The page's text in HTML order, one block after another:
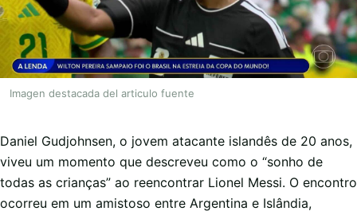
Imagen destacada del articulo fuente
Daniel Gudjohnsen, o jovem atacante islandês de 20 anos,
viveu um momento que descreveu como o “sonho de
todas as crianças” ao reencontrar Lionel Messi. O encontro
ocorreu em um amistoso entre Argentina e Islândia,